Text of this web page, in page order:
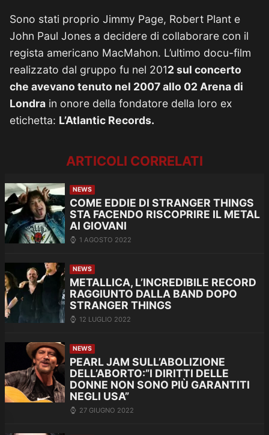
Sono stati proprio Jimmy Page, Robert Plant e
John Paul Jones a decidere di collaborare con il
regista americano MacMahon. L’ultimo docu-film
realizzato dal gruppo fu nel 2012 sul concerto
che avevano tenuto nel 2007 allo 02 Arena di
Londra in onore della fondatore della loro ex
etichetta: L’Atlantic Records.
ARTICOLI CORRELATI
NEWS
COME EDDIE DI STRANGER THINGS
STA FACENDO RISCOPRIRE IL METAL
AI GIOVANI
1 AGOSTO 2022
NEWS
METALLICA, L’INCREDIBILE RECORD
RAGGIUNTO DALLA BAND DOPO
STRANGER THINGS
12 LUGLIO 2022
NEWS
PEARL JAM SULL’ABOLIZIONE
DELL’ABORTO:”I DIRITTI DELLE
DONNE NON SONO PIÙ GARANTITI
NEGLI USA”
27 GIUGNO 2022